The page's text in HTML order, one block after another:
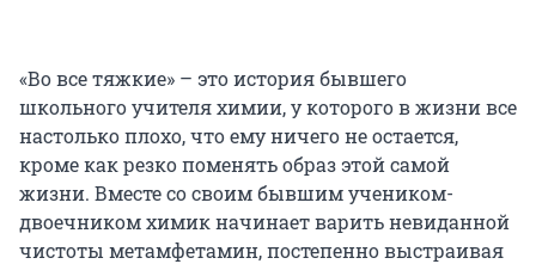
«Во все тяжкие» – это история бывшего
школьного учителя химии, у которого в жизни все
настолько плохо, что ему ничего не остается,
кроме как резко поменять образ этой самой
жизни. Вместе со своим бывшим учеником-
двоечником химик начинает варить невиданной
чистоты метамфетамин, постепенно выстраивая